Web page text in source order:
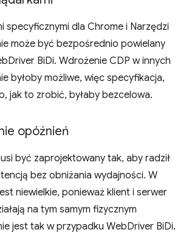
specyficznymi dla Chrome i Narzędzi
może być bezpośrednio powielany
BiDi. Wdrożenie CDP w innych
byłoby możliwe, więc specyfikacja,
jak to zrobić, byłaby bezcelowa.
opóźnień
być zaprojektowany tak, aby radził
bez obniżania wydajności. W
niewielkie, ponieważ klient i serwer
na tym samym fizycznym
jest tak w przypadku WebDriver BiDi.